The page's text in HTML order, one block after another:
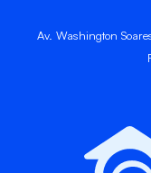
Av. Washington